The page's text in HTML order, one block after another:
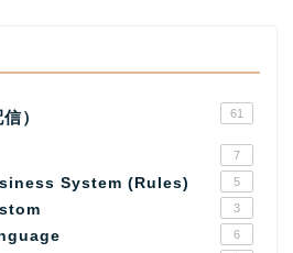
） 61
7
System (Rules) 5
3
6